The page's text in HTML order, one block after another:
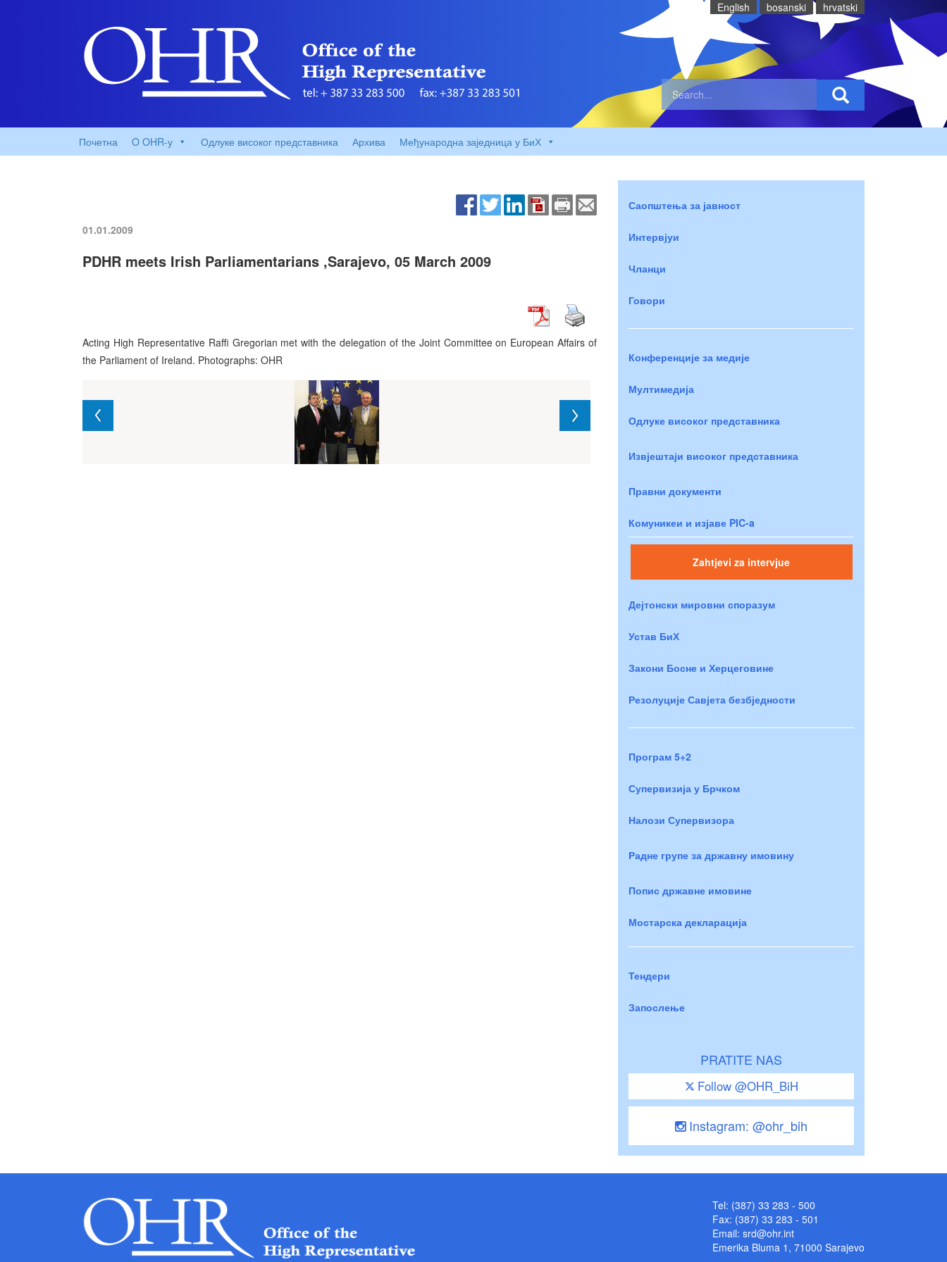
English bosanski hrvatski
Почетна O OHR-у Одлуке високог представника Архива Међународна заједница у БиХ
01.01.2009
PDHR meets Irish Parliamentarians ,Sarajevo, 05 March 2009
Acting High Representative Raffi Gregorian met with the delegation of the Joint Committee on European Affairs of
the Parliament of Ireland. Photographs: OHR
Саопштења за јавност
Интервјуи
Чланци
Говори
Конференције за медије
Мултимедија
Одлуке високог представника
Извјештаји високог представника
Правни документи
Комуникеи и изјаве PIC-a
Zahtjevi za intervjue
Дејтонски мировни споразум
Устав БиХ
Закони Босне и Херцеговине
Резолуције Савјета безбједности
Програм 5+2
Супервизија у Брчком
Налози Супервизора
Радне групе за државну имовину
Попис државне имовине
Мостарска декларација
Тендери
Запослење
PRATITE NAS
Follow @OHR_BiH
Instagram: @ohr_bih
Tel: (387) 33 283 - 500
Fax: (387) 33 283 - 501
Email: srd@ohr.int
Emerika Bluma 1, 71000 Sarajevo